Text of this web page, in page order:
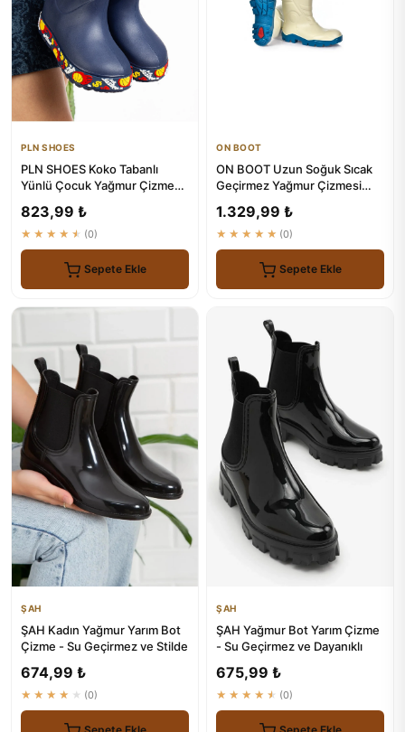
PLN SHOES
PLN SHOES Koko Tabanlı
Yünlü Çocuk Yağmur Çizmesi
823,99 ₺
★★★★★ (0)
Sepete Ekle
ON BOOT
ON BOOT Uzun Soğuk Sıcak
Geçirmez Yağmur Çizmesi
1.329,99 ₺
★★★★★ (0)
Sepete Ekle
ŞAH
ŞAH Kadın Yağmur Yarım Bot
Çizme - Su Geçirmez ve Stilde
674,99 ₺
★★★★★ (0)
ŞAH
ŞAH Yağmur Bot Yarım Çizme
- Su Geçirmez ve Dayanıklı
675,99 ₺
★★★★★ (0)